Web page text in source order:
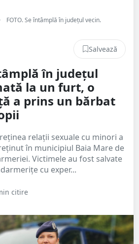
FOTO. Se întâmplă în județul vecin.
Salvează
în județul
la un furt, o
a prins un bărbat
relaţii sexuale cu minori a
în municipiul Baia Mare de
Victimele au fost salvate
cu exper...
citire